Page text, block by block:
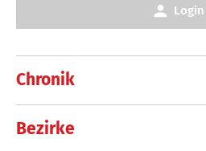
Chronik
Bezirke
Login